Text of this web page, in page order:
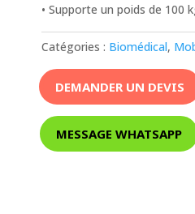
• Supporte un poids de 100
Catégories : Biomédical,
DEMANDER UN DEVIS
MESSAGE WHATSAPP